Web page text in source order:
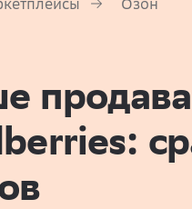
Озон